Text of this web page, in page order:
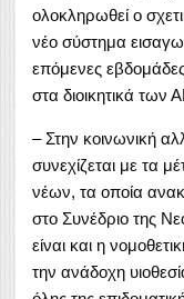
ολοκληρωθεί ο
νέο σύστημα
επόμενες
στα διοικητικά των
– Στην κοινωνική
συνεχίζεται με τα
νέων, τα οποία
στο Συνέδριο της
είναι και η
την ανάδοχη